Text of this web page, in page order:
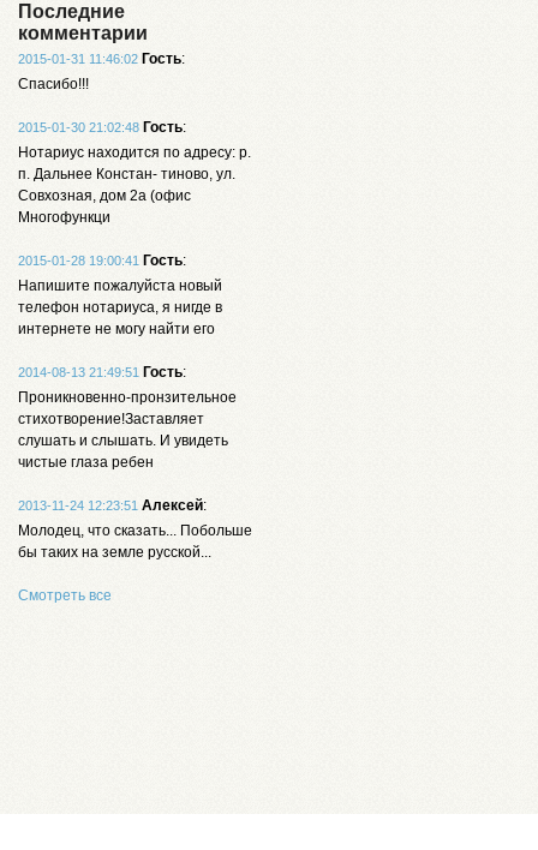
Последние
комментарии
2015-01-31 11:46:02 Гость:
Спасибо!!!
2015-01-30 21:02:48 Гость:
Нотариус находится по адресу: р.
п. Дальнее Констан- тиново, ул.
Совхозная, дом 2а (офис
Многофункци
2015-01-28 19:00:41 Гость:
Напишите пожалуйста новый
телефон нотариуса, я нигде в
интернете не могу найти его
2014-08-13 21:49:51 Гость:
Проникновенно-пронзительное
стихотворение!Заставляет
слушать и слышать. И увидеть
чистые глаза ребен
2013-11-24 12:23:51 Алексей:
Молодец, что сказать... Побольше
бы таких на земле русской...
Смотреть все